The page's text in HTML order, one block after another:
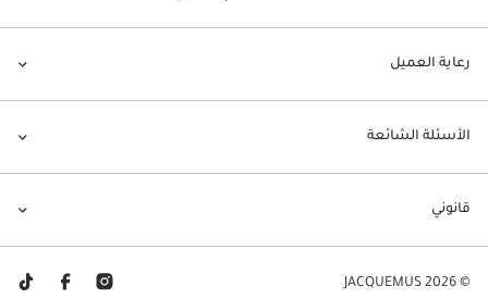
رعاية العميل
الأسئلة الشائعة
قانوني
© JACQUEMUS 2026